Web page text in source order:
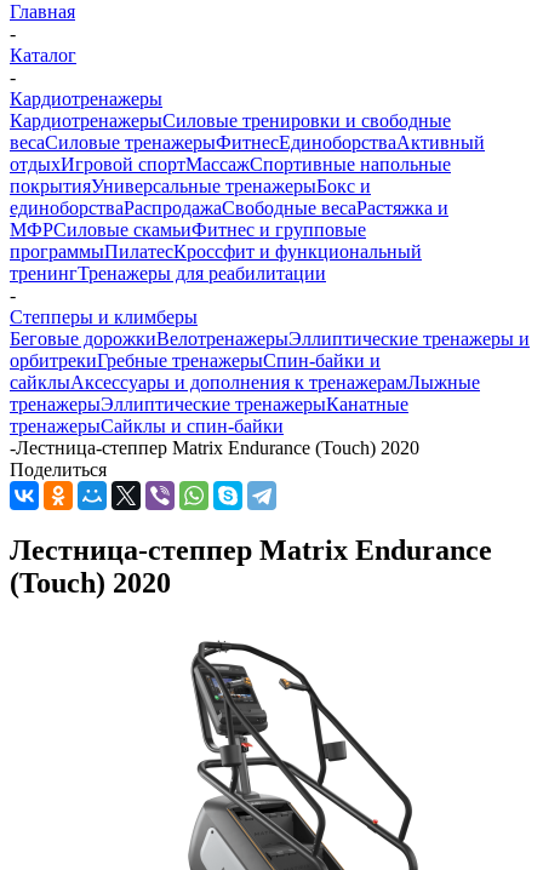
Главная
-
Каталог
-
Кардиотренажеры
КардиотренажерыСиловые тренировки и свободные
весаСиловые тренажерыФитнесЕдиноборстваАктивный
отдыхИгровой спортМассажСпортивные напольные
покрытияУниверсальные тренажерыБокс и
единоборстваРаспродажаСвободные весаРастяжка и
МФРСиловые скамьиФитнес и групповые
программыПилатесКроссфит и функциональный
тренингТренажеры для реабилитации
-
Степперы и климберы
Беговые дорожкиВелотренажерыЭллиптические тренажеры и
орбитрекиГребные тренажерыСпин-байки и
сайклыАксессуары и дополнения к тренажерамЛыжные
тренажерыЭллиптические тренажерыКанатные
тренажерыСайклы и спин-байки
-Лестница-степпер Matrix Endurance (Touch) 2020
Поделиться
Лестница-степпер Matrix Endurance
(Touch) 2020